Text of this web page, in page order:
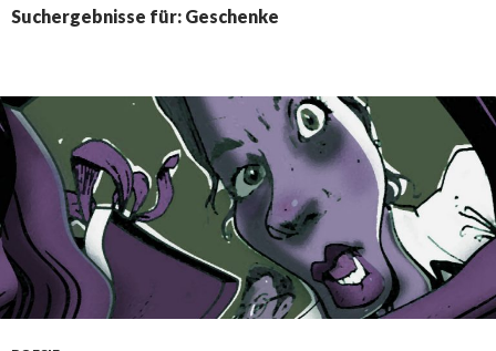
Suchergebnisse für: Geschenke